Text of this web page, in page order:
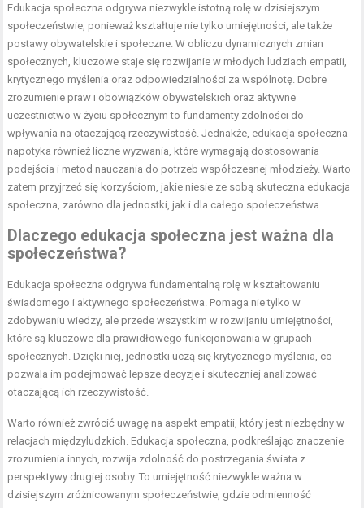
Edukacja społeczna odgrywa niezwykle istotną rolę w dzisiejszym
społeczeństwie, ponieważ kształtuje nie tylko umiejętności, ale także
postawy obywatelskie i społeczne. W obliczu dynamicznych zmian
społecznych, kluczowe staje się rozwijanie w młodych ludziach empatii,
krytycznego myślenia oraz odpowiedzialności za wspólnotę. Dobre
zrozumienie praw i obowiązków obywatelskich oraz aktywne
uczestnictwo w życiu społecznym to fundamenty zdolności do
wpływania na otaczającą rzeczywistość. Jednakże, edukacja społeczna
napotyka również liczne wyzwania, które wymagają dostosowania
podejścia i metod nauczania do potrzeb współczesnej młodzieży. Warto
zatem przyjrzeć się korzyściom, jakie niesie ze sobą skuteczna edukacja
społeczna, zarówno dla jednostki, jak i dla całego społeczeństwa.
Dlaczego edukacja społeczna jest ważna dla
społeczeństwa?
Edukacja społeczna odgrywa fundamentalną rolę w kształtowaniu
świadomego i aktywnego społeczeństwa. Pomaga nie tylko w
zdobywaniu wiedzy, ale przede wszystkim w rozwijaniu umiejętności,
które są kluczowe dla prawidłowego funkcjonowania w grupach
społecznych. Dzięki niej, jednostki uczą się krytycznego myślenia, co
pozwala im podejmować lepsze decyzje i skuteczniej analizować
otaczającą ich rzeczywistość.
Warto również zwrócić uwagę na aspekt empatii, który jest niezbędny w
relacjach międzyludzkich. Edukacja społeczna, podkreślając znaczenie
zrozumienia innych, rozwija zdolność do postrzegania świata z
perspektywy drugiej osoby. To umiejętność niezwykle ważna w
dzisiejszym zróżnicowanym społeczeństwie, gdzie odmienność